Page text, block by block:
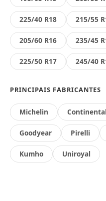
225/40 R18 215/55
205/60 R16 235/45
225/50 R17 245/40
PRINCIPAIS FABRICANTES
Michelin Continental
Goodyear Pirelli
Kumho Uniroyal